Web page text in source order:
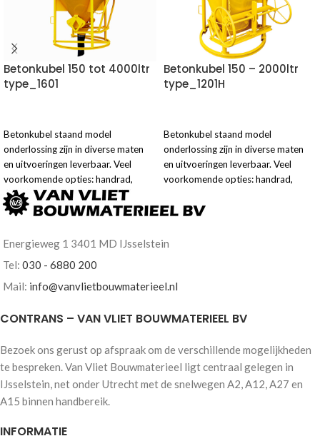
Betonkubel 150 tot 4000ltr
type_1601
Betonkubel staand model
onderlossing zijn in diverse maten
en uitvoeringen leverbaar. Veel
voorkomende opties: handrad,
lepelkokers, hijsbeugel ipv ketting,
ketting lediging etc.
Maak gebruik van het offerte
prijsaanvraag. U kunt de
beschikbare opties configureren.
Betonkubel 150 – 2000ltr
type_1201H
Betonkubel staand model
onderlossing zijn in diverse maten
en uitvoeringen leverbaar. Veel
voorkomende opties: handrad,
ketting lediging etc. Maak gebruik
Energieweg 1 3401 MD IJsselstein
Tel: 030 - 6880 200
Mail: info@vanvlietbouwmaterieel.nl
CONTRANS – VAN VLIET BOUWMATERIEEL BV
Bezoek ons gerust op afspraak om de verschillende mogelijkheden
te bespreken. Van Vliet Bouwmaterieel ligt centraal gelegen in
IJsselstein, net onder Utrecht met de snelwegen A2, A12, A27 en
A15 binnen handbereik.
INFORMATIE